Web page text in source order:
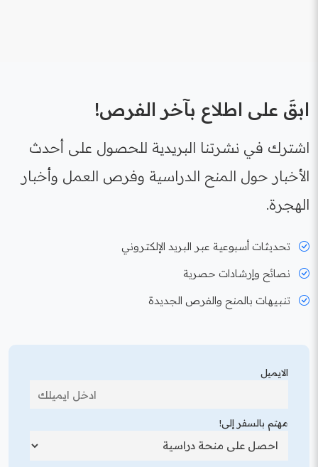
ابقَ على اطلاع بآخر الفرص!
اشترك في نشرتنا البريدية للحصول على أحدث
الأخبار حول المنح الدراسية وفرص العمل وأخبار
الهجرة.
تحديثات أسبوعية عبر البريد الإلكتروني
نصائح وإرشادات حصرية
تنبيهات بالمنح والفرص الجديدة
الايميل
مهتم بالسفر إلى!